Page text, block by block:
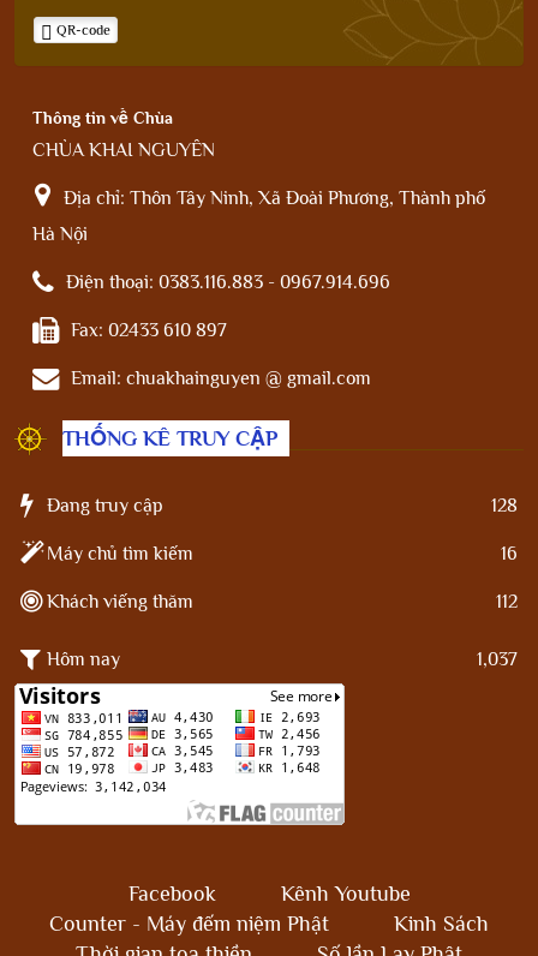
QR-code
Thông tin về Chùa
CHÙA KHAI NGUYÊN
Địa chỉ: Thôn Tây Ninh, Xã Đoài Phương, Thành phố
Hà Nội
Điện thoại: 0383.116.883 - 0967.914.696
Fax: 02433 610 897
Email: chuakhainguyen @ gmail.com
THỐNG KÊ TRUY CẬP
Đang truy cập 128
Máy chủ tìm kiếm 16
Khách viếng thăm 112
Hôm nay 1,037
Facebook
Kênh Youtube
Counter - Máy đếm niệm Phật
Kinh Sách